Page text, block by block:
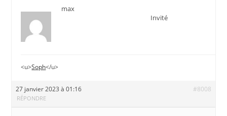
max
Invité
<u>Soph</u>
27 janvier 2023 à 01:16 #8008
RÉPONDRE